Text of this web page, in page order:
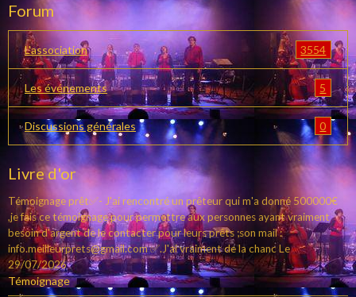
Forum
L'association 3554
Les événements 5
Discussions générales 0
Livre d'or
Témoignage prêt✅- J'ai rencontré un prêteur qui m'a donné 500000€
,je fais ce témoignage pour permettre aux personnes ayant vraiment
besoin d'argent de le contacter pour leurs prêts ;son mail :
info.meilleurprets@gmail.com ✅.J'ai vraiment de la chancLe
29/07/2026
Témoignage